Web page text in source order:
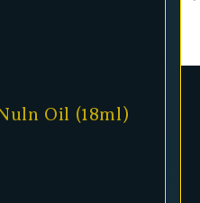
Oil (18ml)